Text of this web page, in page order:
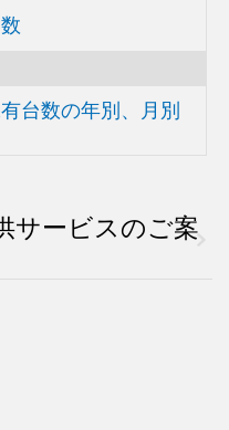
台数の年別、月別
サービスのご案